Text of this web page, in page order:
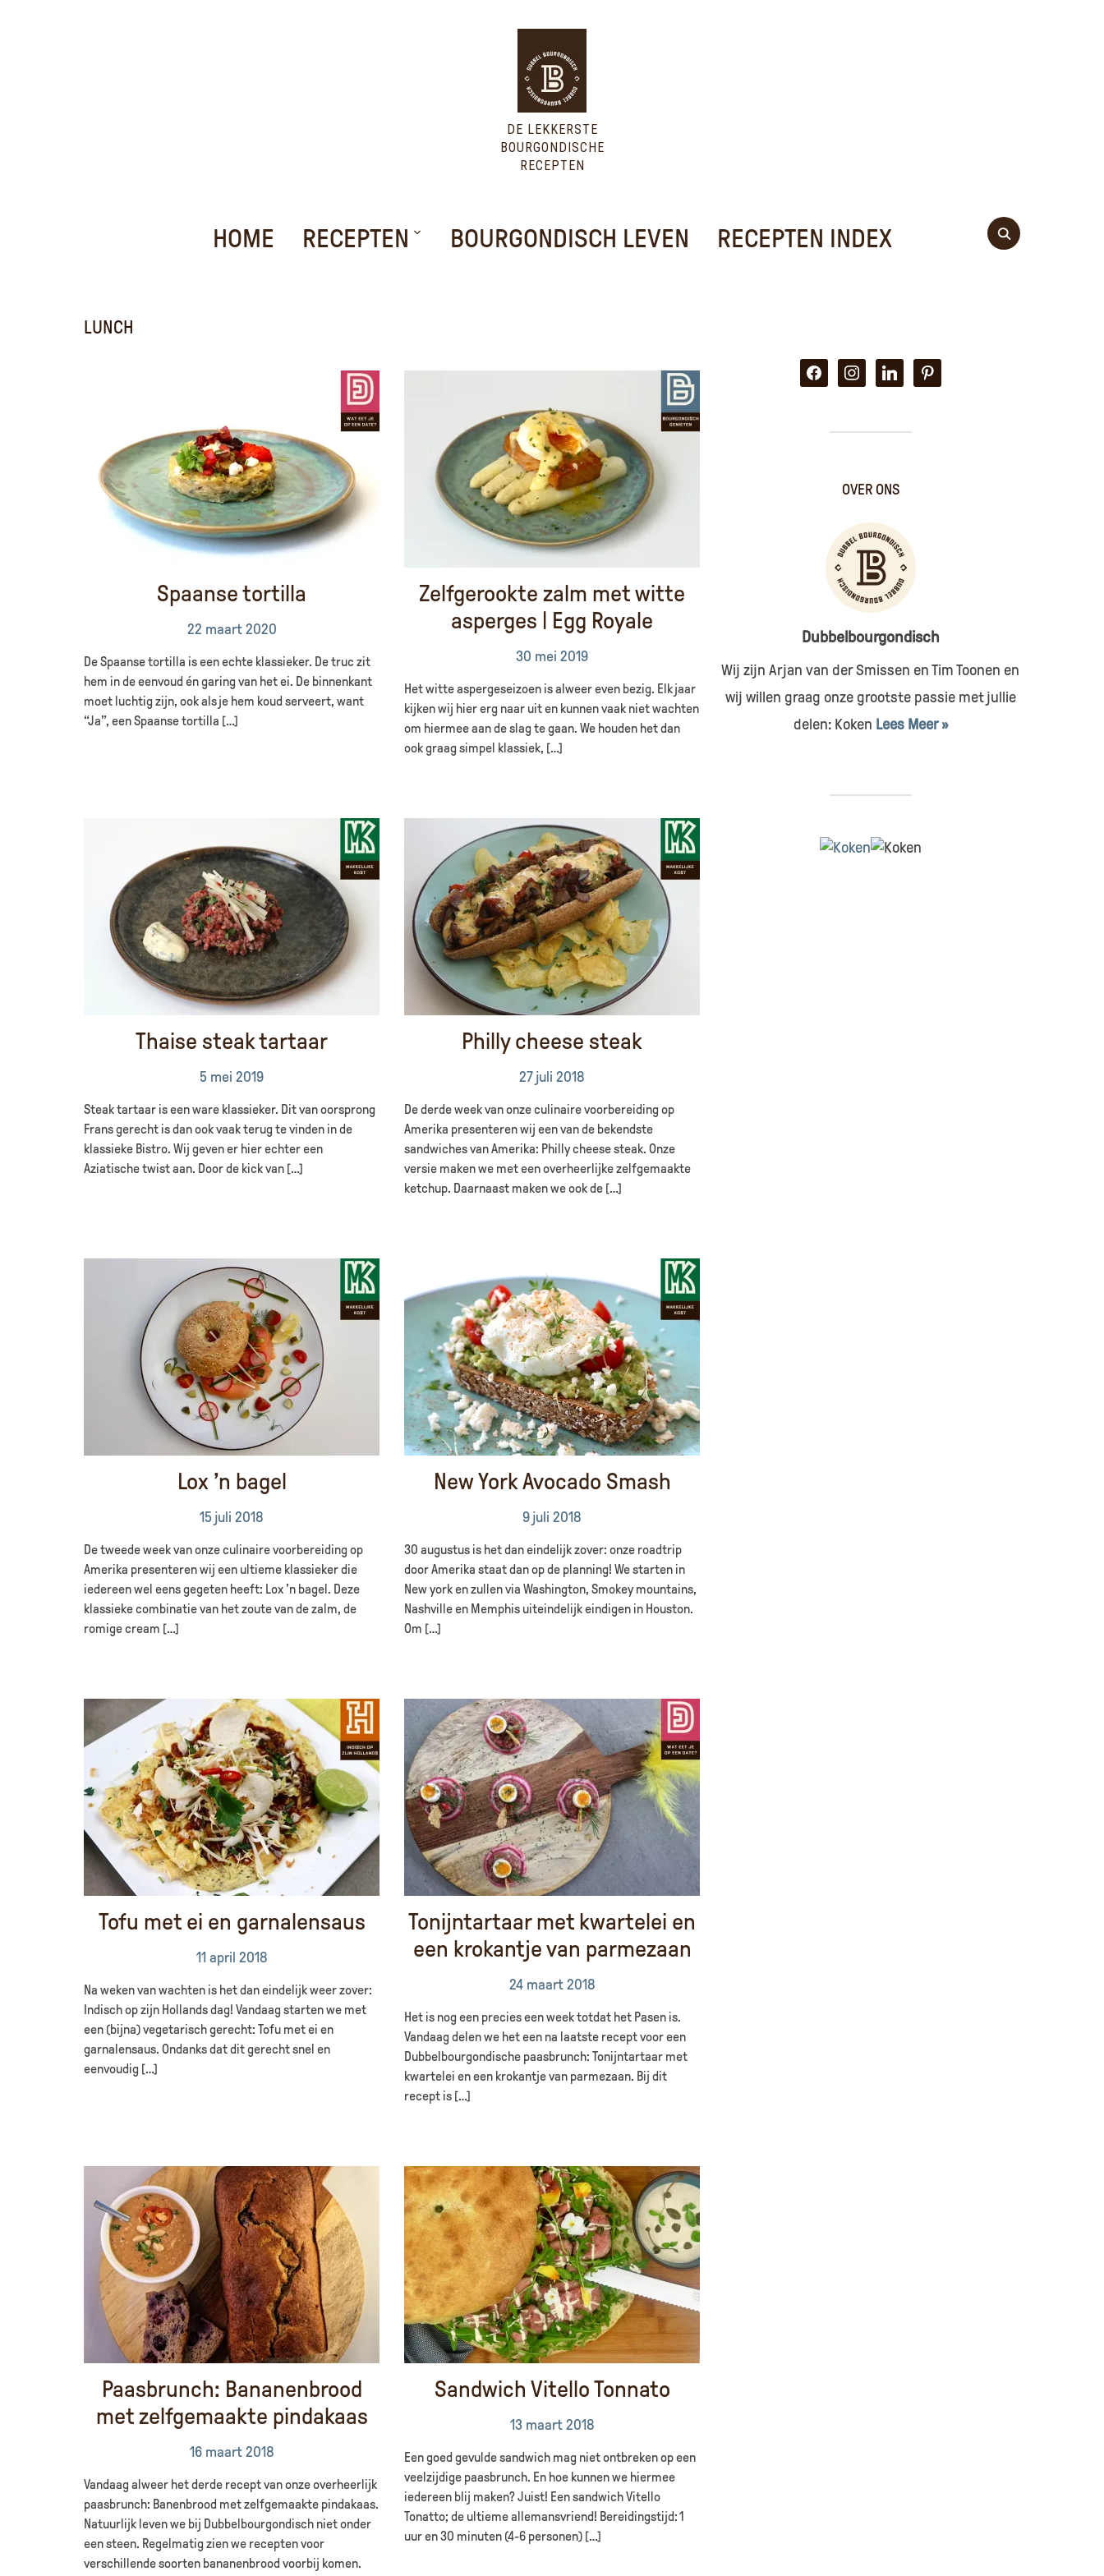
DE LEKKERSTE
BOURGONDISCHE
RECEPTEN
HOME RECEPTEN BOURGONDISCH LEVEN RECEPTEN INDEX
LUNCH
Spaanse tortilla
22 maart 2020
De Spaanse tortilla is een echte klassieker. De truc zit
hem in de eenvoud én garing van het ei. De binnenkant
moet luchtig zijn, ook als je hem koud serveert, want
“Ja”, een Spaanse tortilla […]
Zelfgerookte zalm met witte
asperges | Egg Royale
30 mei 2019
Het witte aspergeseizoen is alweer even bezig. Elk jaar
kijken wij hier erg naar uit en kunnen vaak niet wachten
om hiermee aan de slag te gaan. We houden het dan
ook graag simpel klassiek, […]
Thaise steak tartaar
5 mei 2019
Steak tartaar is een ware klassieker. Dit van oorsprong
Frans gerecht is dan ook vaak terug te vinden in de
klassieke Bistro. Wij geven er hier echter een
Aziatische twist aan. Door de kick van […]
Philly cheese steak
27 juli 2018
De derde week van onze culinaire voorbereiding op
Amerika presenteren wij een van de bekendste
sandwiches van Amerika: Philly cheese steak. Onze
versie maken we met een overheerlijke zelfgemaakte
ketchup. Daarnaast maken we ook de […]
Lox ’n bagel
15 juli 2018
De tweede week van onze culinaire voorbereiding op
Amerika presenteren wij een ultieme klassieker die
iedereen wel eens gegeten heeft: Lox ’n bagel. Deze
klassieke combinatie van het zoute van de zalm, de
romige cream […]
New York Avocado Smash
9 juli 2018
30 augustus is het dan eindelijk zover: onze roadtrip
door Amerika staat dan op de planning! We starten in
New york en zullen via Washington, Smokey mountains,
Nashville en Memphis uiteindelijk eindigen in Houston.
Om […]
Tofu met ei en garnalensaus
11 april 2018
Na weken van wachten is het dan eindelijk weer zover:
Indisch op zijn Hollands dag! Vandaag starten we met
een (bijna) vegetarisch gerecht: Tofu met ei en
garnalensaus. Ondanks dat dit gerecht snel en
eenvoudig […]
Tonijntartaar met kwartelei en
een krokantje van parmezaan
24 maart 2018
Het is nog een precies een week totdat het Pasen is.
Vandaag delen we het een na laatste recept voor een
Dubbelbourgondische paasbrunch: Tonijntartaar met
kwartelei en een krokantje van parmezaan. Bij dit
recept is […]
Paasbrunch: Bananenbrood
met zelfgemaakte pindakaas
16 maart 2018
Vandaag alweer het derde recept van onze overheerlijk
paasbrunch: Banenbrood met zelfgemaakte pindakaas.
Natuurlijk leven we bij Dubbelbourgondisch niet onder
een steen. Regelmatig zien we recepten voor
verschillende soorten bananenbrood voorbij komen.
Sandwich Vitello Tonnato
13 maart 2018
Een goed gevulde sandwich mag niet ontbreken op een
veelzijdige paasbrunch. En hoe kunnen we hiermee
iedereen blij maken? Juist! Een sandwich Vitello
Tonatto; de ultieme allemansvriend! Bereidingstijd: 1
uur en 30 minuten (4-6 personen) […]
facebookinstagramlinkedinpinterest
OVER ONS
Dubbelbourgondisch
Wij zijn Arjan van der Smissen en Tim Toonen en
wij willen graag onze grootste passie met jullie
delen: Koken Lees Meer »